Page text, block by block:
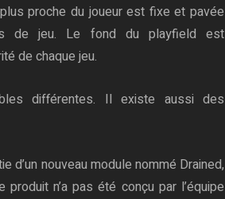
proche du joueur est fixe et pavée
de jeu. Le fond du playfield est
de chaque jeu.
différentes. Il existe aussi des
d’un nouveau module nommé Drained,
n’a pas été conçu par l’équipe